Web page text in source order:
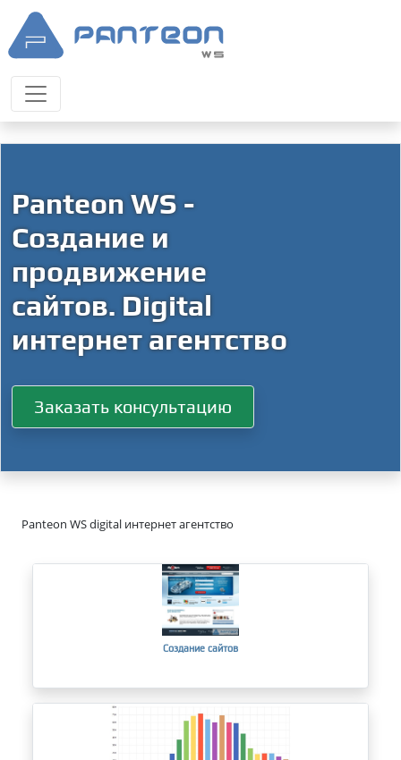
Panteon WS -
Создание и
продвижение
сайтов. Digital
интернет агентство
Заказать консультацию
Panteon WS digital интернет агентство
Создание сайтов